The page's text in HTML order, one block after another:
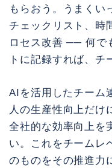
もらおう。うまくい
チェックリスト、時
ロセス改善 ── 何で
トに記録すれば、チ
AIを活用したチーム
人の生産性向上だけ
全社的な効率向上を
い。これをチームレ
のものをその推進力